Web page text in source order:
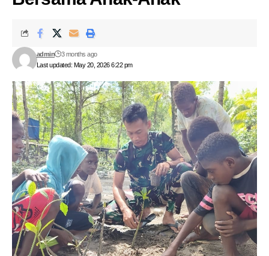
Last updated: May 20, 2026 6:22 pm
admin 3 months ago